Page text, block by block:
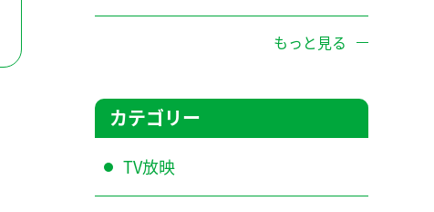
もっと見る
カテゴリー
TV放映